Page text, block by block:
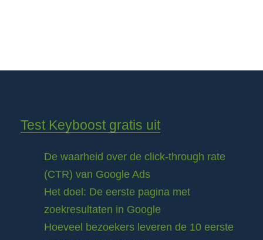
Test Keyboost gratis uit
De waarheid over de click-through rate
(CTR) van Google Ads
Het doel: De eerste pagina met
zoekresultaten in Google
Hoeveel bezoekers leveren de 10 eerste